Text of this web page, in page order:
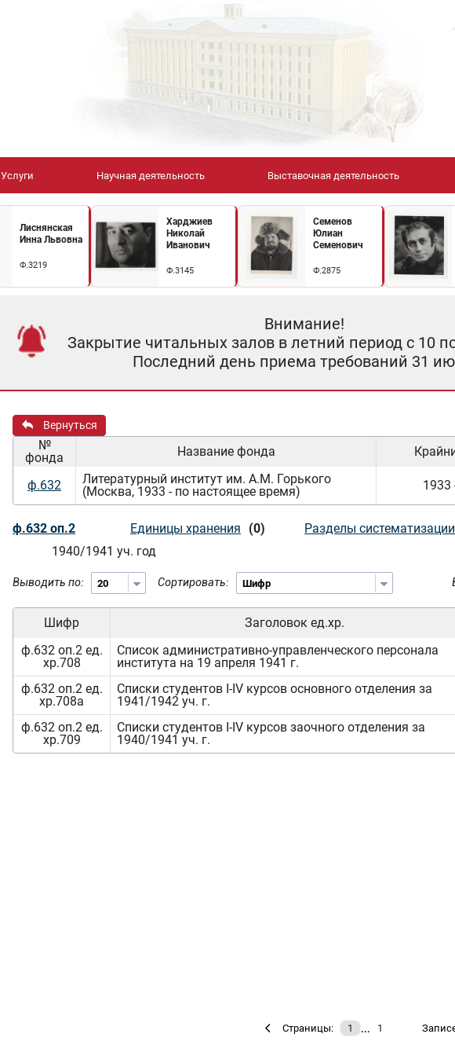
Услуги Научная деятельность Выставочная деятельность
Лиснянская
Инна Львовна
Ф.3219
Харджиев
Николай
Иванович
Ф.3145
Семенов
Юлиан
Семенович
Ф.2875
Внимание!
Закрытие читальных залов в летний период с 10 по
Последний день приема требований 31
Вернуться
№
фонда
Название фонда
ф.632
Литературный институт им. А.М. Горького
(Москва, 1933 - по настоящее время)
1933
ф.632 оп.2 Единицы хранения (0)
Разделы систематизации
1940/1941 уч. год
Выводить по: Сортировать:
Шифр Заголовок ед.хр.
ф.632 оп.2 ед.
хр.708
Список административно-управленческого персонала
института на 19 апреля 1941 г.
ф.632 оп.2 ед.
хр.708а
Списки студентов I-IV курсов основного отделения за
1941/1942 уч. г.
ф.632 оп.2 ед.
хр.709
Списки студентов I-IV курсов заочного отделения за
1940/1941 уч. г.
Страницы: 1 … 1